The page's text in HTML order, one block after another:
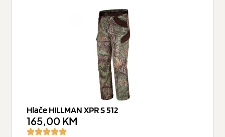
Hlače HILLMAN XPR S 512
165,00 KM